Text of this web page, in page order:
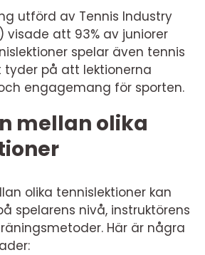
utförd av Tennis Industry
visade att 93% av juniorer
spelar även tennis
tyder på att lektionerna
engagemang för sporten.
mellan olika
olika tennislektioner kan
spelarens nivå, instruktörens
Här är några